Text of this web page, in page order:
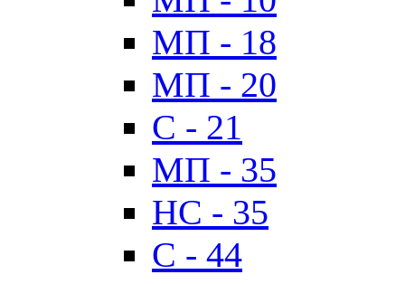
МП - 18
МП - 20
C - 21
МП - 35
HC - 35
C - 44